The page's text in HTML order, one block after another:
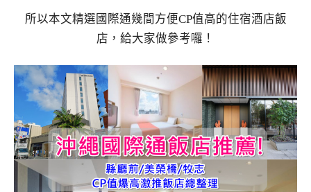
所以本文精選國際通幾間方便CP值高的住宿酒店飯
店，給大家做參考囉！